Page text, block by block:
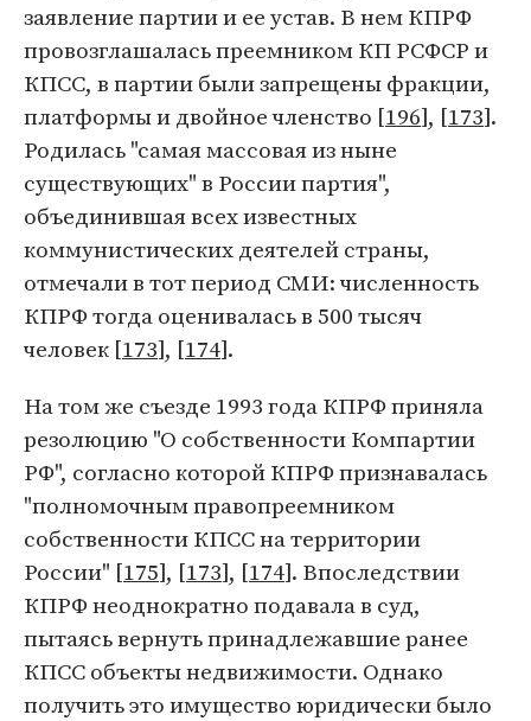
заявление партии и ее устав. В нем КПРФ
провозглашалась преемником КП РСФСР и
КПСС, в партии были запрещены фракции,
платформы и двойное членство [196], [173].
Родилась "самая массовая из ныне
существующих" в России партия",
объединившая всех известных
коммунистических деятелей страны,
отмечали в тот период СМИ: численность
КПРФ тогда оценивалась в 500 тысяч
человек [173], [174].
На том же съезде 1993 года КПРФ приняла
резолюцию "О собственности Компартии
РФ", согласно которой КПРФ признавалась
"полномочным правопреемником
собственности КПСС на территории
России" [175], [173], [174]. Впоследствии
КПРФ неоднократно подавала в суд,
пытаясь вернуть принадлежавшие ранее
КПСС объекты недвижимости. Однако
получить это имущество юридически было